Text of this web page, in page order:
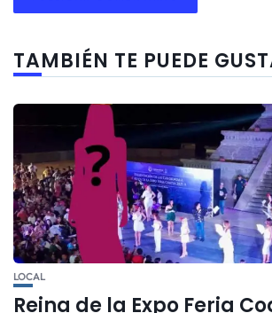
TAMBIÉN TE PUEDE
LOCAL
Reina de la Expo Feria